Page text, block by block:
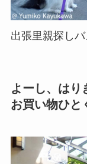
出張里親探しバ
よーし、はり
お買い物ひと